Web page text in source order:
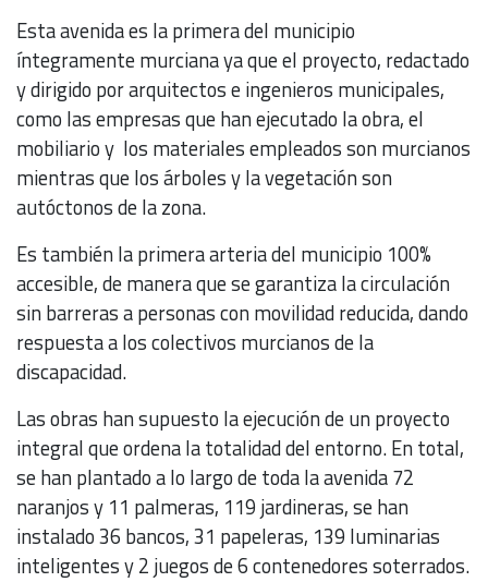
Esta avenida es la primera del municipio
íntegramente murciana ya que el proyecto, redactado
y dirigido por arquitectos e ingenieros municipales,
como las empresas que han ejecutado la obra, el
mobiliario y los materiales empleados son murcianos
mientras que los árboles y la vegetación son
autóctonos de la zona.
Es también la primera arteria del municipio 100%
accesible, de manera que se garantiza la circulación
sin barreras a personas con movilidad reducida, dando
respuesta a los colectivos murcianos de la
discapacidad.
Las obras han supuesto la ejecución de un proyecto
integral que ordena la totalidad del entorno. En total,
se han plantado a lo largo de toda la avenida 72
naranjos y 11 palmeras, 119 jardineras, se han
instalado 36 bancos, 31 papeleras, 139 luminarias
inteligentes y 2 juegos de 6 contenedores soterrados.